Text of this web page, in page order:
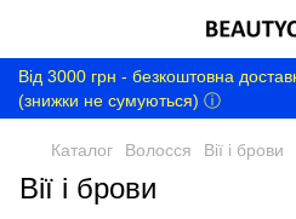
Від 3000 грн - безкоштовна
(знижки не сумуються) ⓘ
Каталог Волосся Вії і брови
Вії і брови